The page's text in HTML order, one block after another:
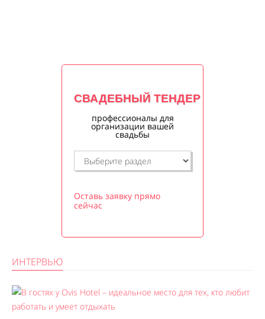
СВАДЕБНЫЙ ТЕНДЕР
профессионалы для
организации вашей
свадьбы
Оставь заявку прямо
сейчас
ИНТЕРВЬЮ